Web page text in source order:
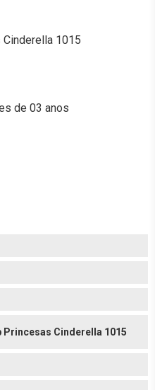
1015
de 03 anos
Princesas Cinderella 1015